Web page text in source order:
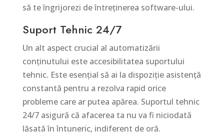
să te îngrijorezi de întreținerea software-ului.
Suport Tehnic 24/7
Un alt aspect crucial al automatizării
conținutului este accesibilitatea suportului
tehnic. Este esențial să ai la dispoziție asistență
constantă pentru a rezolva rapid orice
probleme care ar putea apărea. Suportul tehnic
24/7 asigură că afacerea ta nu va fi niciodată
lăsată în întuneric, indiferent de oră.